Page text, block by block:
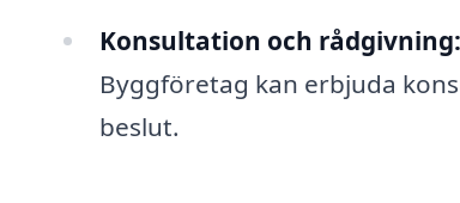
Konsultation och rådgivning:
Byggföretag kan erbjuda
beslut.